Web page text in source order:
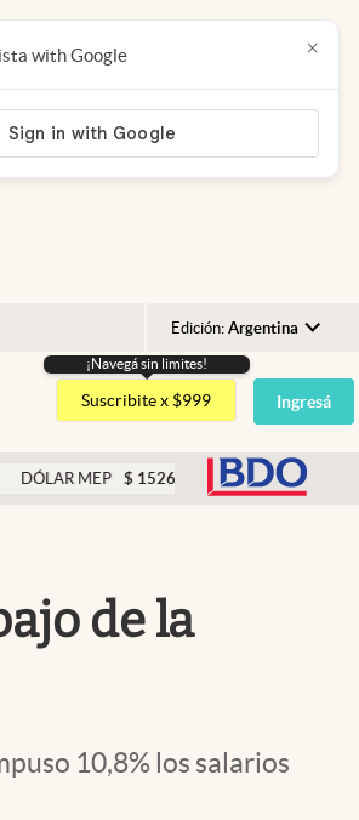
Edición: Argentina
Argentina
España
USA
¡Navegá sin limites!
Suscribite x $999 Ingresá
MEP $ 1526,03 0.43
with Google ×
de la
10,8% los salarios